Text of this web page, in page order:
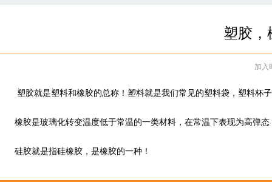
塑胶，
加入
塑胶就是塑料和橡胶的总称！塑料就是我们常见的塑料袋，塑料杯
橡胶是玻璃化转变温度低于常温的一类材料，在常温下表现为高弹态
硅胶就是指硅橡胶，是橡胶的一种！